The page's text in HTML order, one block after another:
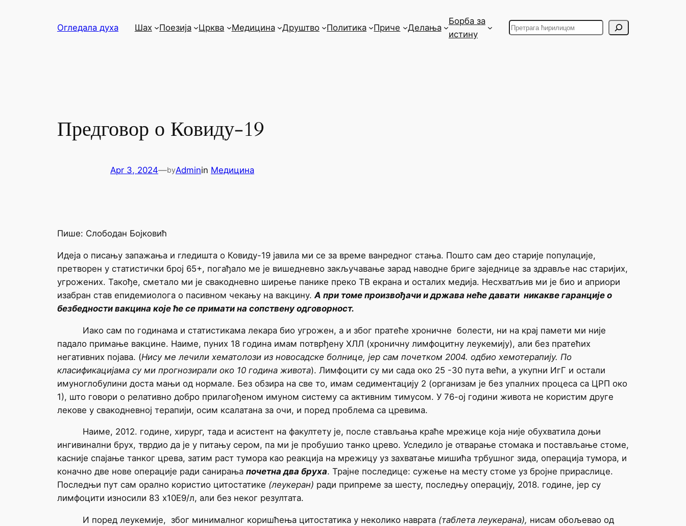
Огледала духа Шах Поезија Црква Медицина Друштво Политика Приче Делања
Борба за
истину
Search
Предговор о Ковиду-19
Apr 3, 2024—byAdminin Медицина
Пише: Слободан Бојковић
Идеја о писању запажања и гледишта о Ковиду-19 јавила ми се за време ванредног стања. Пошто сам део старије популације,
претворен у статистички број 65+, погађало ме је вишедневно закључавање зарад наводне бриге заједнице за здравље нас старијих,
угрожених. Такође, сметало ми је свакодневно ширење панике преко ТВ екрана и осталих медија. Несхватљив ми је био и априори
изабран став епидемиолога о пасивном чекању на вакцину. А при томе произвођачи и држава неће давати никакве гаранције о
безбедности вакцина које ће се примати на сопствену одговорност.
Иако сам по годинама и статистикама лекара био угрожен, а и због пратеће хроничне болести, ни на крај памети ми није
падало примање вакцине. Наиме, пуних 18 година имам потврђену ХЛЛ (хроничну лимфоцитну леукемију), али без пратећих
негативних појава. (Нису ме лечили хематолози из новосадске болнице, јер сам почетком 2004. одбио хемотерапију. По
класификацијама су ми прогнозирали око 10 година живота). Лимфоцити су ми сада око 25 -30 пута већи, а укупни ИгГ и остали
имуноглобулини доста мањи од нормале. Без обзира на све то, имам седиментацију 2 (организам је без упалних процеса са ЦРП око
1), што говори о релативно добро прилагођеном имуном систему са активним тимусом. У 76-ој години живота не користим друге
лекове у свакодневној терапији, осим ксалатана за очи, и поред проблема са цревима.
Наиме, 2012. године, хирург, тада и асистент на факултету је, после стављања краће мрежице која није обухватила доњи
ингивинални брух, тврдио да је у питању сером, па ми је пробушио танко црево. Уследило је отварање стомака и постављање стоме,
касније спајање танког црева, затим раст тумора као реакција на мрежицу уз захватање мишића трбушног зида, операција тумора, и
коначно две нове операције ради санирања почетна два бруха. Трајне последице: сужење на месту стоме уз бројне прираслице.
Последњи пут сам орално користио цитостатике (леукеран) ради припреме за шесту, последњу операцију, 2018. године, јер су
лимфоцити износили 83 х10Е9/л, али без неког резултата.
И поред леукемије, због минималног коришћења цитостатика у неколико наврата (таблета леукерана), нисам обољевао од